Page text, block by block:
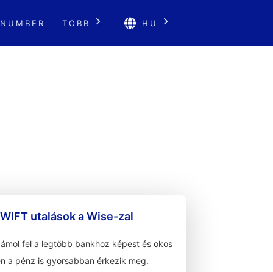
TÖBB HU
utalások a Wise-zal
fel a legtöbb bankhoz képest és okos
a pénz is gyorsabban érkezik meg.